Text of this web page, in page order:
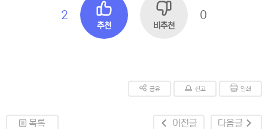
2
추천 비추천
0
공유 신고 인쇄
목록 이전글 다음글